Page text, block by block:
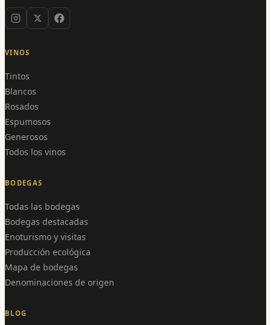
VINOS
Tintos
Blancos
Rosados
Espumosos
Generosos
Todos los vinos
BODEGAS
Todas las bodegas
Bodegas destacadas
Enoturismo y visitas
Producción ecológica
Mapa de bodegas
Denominaciones de origen
BLOG